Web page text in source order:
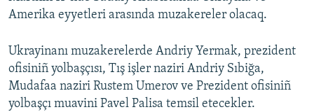
Amerika eyyetleri arasında muzakereler olacaq.
Ukrayinanı muzakerelerde Andriy Yermak, prezident
ofisiniñ yolbaşçısı, Tış işler naziri Andriy Sıbiğa,
Mudafaa naziri Rustem Umerov ve Prezident ofisiniñ
yolbaşçı muavini Pavel Palisa temsil etecekler.